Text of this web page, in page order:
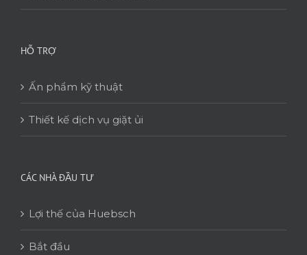
HỖ TRỢ
Ấn phẩm kỹ thuật
Thiết kế dịch vụ giặt ủi
CÁC NHÀ ĐẦU TƯ
Lợi thế của Huebsch
Bắt đầu